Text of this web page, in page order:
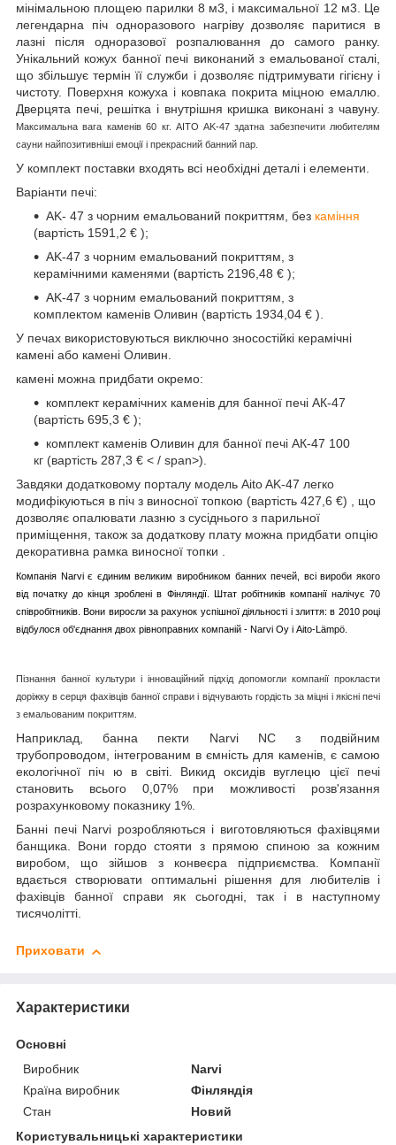
мінімальною площею парилки 8 м3, і максимальної 12 м3. Це
легендарна піч одноразового нагріву дозволяє паритися в
лазні після одноразової розпалювання до самого ранку.
Унікальний кожух банної печі виконаний з емальованої сталі,
що збільшує термін її служби і дозволяє підтримувати гігієну і
чистоту. Поверхня кожуха і ковпака покрита міцною емаллю.
Дверцята печі, решітка і внутрішня кришка виконані з чавуну.
Максимальна вага каменів 60 кг. AITO AK-47 здатна забезпечити любителям
сауни найпозитивніші емоції і прекрасний банний пар.
У комплект поставки входять всі необхідні деталі і елементи.
Варіанти печі:
AK- 47 з чорним емальований покриттям, без каміння
(вартість 1591,2 € );
AK-47 з чорним емальований покриттям, з
керамічними каменями (вартість 2196,48 € );
AK-47 з чорним емальований покриттям, з
комплектом каменів Оливин (вартість 1934,04 € ).
У печах використовуються виключно зносостійкі керамічні
камені або камені Оливин.
камені можна придбати окремо:
комплект керамічних каменів для банної печі АК-47
(вартість 695,3 € );
комплект каменів Оливин для банної печі АК-47 100
кг (вартість 287,3 € < / span>).
Завдяки додатковому порталу модель Aito AK-47 легко
модифікуються в піч з виносної топкою (вартість 427,6 €) , що
дозволяє опалювати лазню з сусіднього з парильної
приміщення, також за додаткову плату можна придбати опцію
декоративна рамка виносної топки .
Компанія Narviє єдиним великим виробником банних печей, всі вироби якого
від початку до кінця зроблені в Фінляндії. Штат робітників компанії налічує 70
співробітників. Вони виросли за рахунок успішної діяльності і злиття: в 2010 році
відбулося об'єднання двох рівноправних компаній - Narvi Oy і Aito-Lämpö.
Пізнання банної культури і інноваційний підхід допомогли компанії прокласти
доріжку в серця фахівців банної справи і відчувають гордість за міцні і якісні печі
з емальованим покриттям.
Наприклад, банна пекти Narvi NС з подвійним
трубопроводом, інтегрованим в ємність для каменів, є самою
екологічної піч ю в світі. Викид оксидів вуглецю цієї печі
становить всього 0,07% при можливості розв'язання
розрахунковому показнику 1%.
Банні печі Narvi розробляються і виготовляються фахівцями
банщика. Вони гордо стояти з прямою спиною за кожним
виробом, що зійшов з конвеєра підприємства. Компанії
вдається створювати оптимальні рішення для любителів і
фахівців банної справи як сьогодні, так і в наступному
тисячолітті.
Приховати
Характеристики
Основні
Виробник
Narvi
Країна виробник
Фінляндія
Стан
Новий
Користувальницькі характеристики